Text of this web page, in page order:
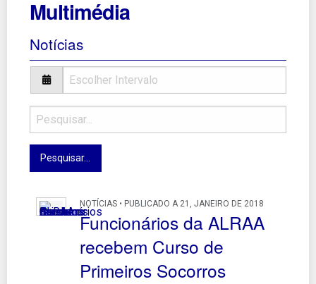
Multimédia
Notícias
NOTÍCIAS • PUBLICADO A 21, JANEIRO DE 2018
Funcionários da ALRAA
recebem Curso de
Primeiros Socorros